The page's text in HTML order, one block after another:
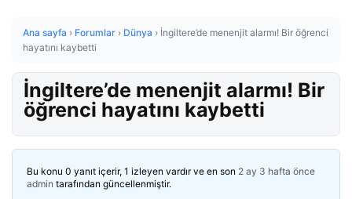
Ana sayfa › Forumlar › Dünya › İngiltere’de menenjit alarmı! Bir öğrenci
hayatını kaybetti
İngiltere’de menenjit alarmı! Bir
öğrenci hayatını kaybetti
Bu konu 0 yanıt içerir, 1 izleyen vardır ve en son 2 ay 3 hafta önce
admin tarafından güncellenmiştir.